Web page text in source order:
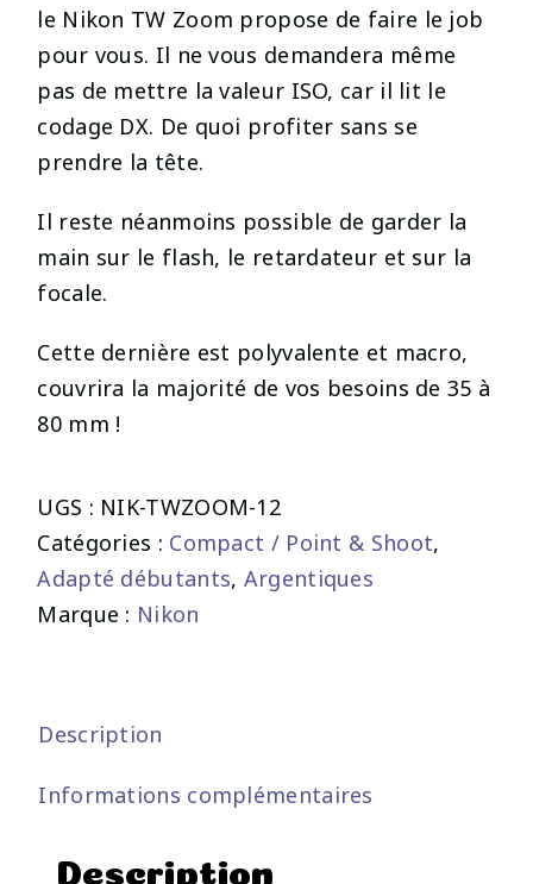
le Nikon TW Zoom propose de faire le job
pour vous. Il ne vous demandera même
pas de mettre la valeur ISO, car il lit le
codage DX. De quoi profiter sans se
prendre la tête.
Il reste néanmoins possible de garder la
main sur le flash, le retardateur et sur la
focale.
Cette dernière est polyvalente et macro,
couvrira la majorité de vos besoins de 35 à
80 mm !
UGS : NIK-TWZOOM-12
Catégories : Compact / Point & Shoot,
Adapté débutants, Argentiques
Marque : Nikon
Description
Informations complémentaires
Description